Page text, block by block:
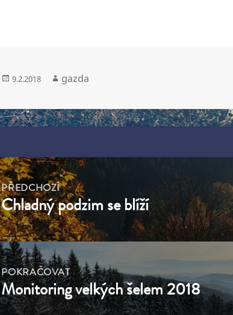
Publikováno:
9.2.2018 Autor:
gazda
PŘEDCHOZÍ
Předchozí
příspěvek:
Chladný podzim se blíží
POKRAČOVAT
Následující
příspěvek:
Monitoring velkých šelem 2018